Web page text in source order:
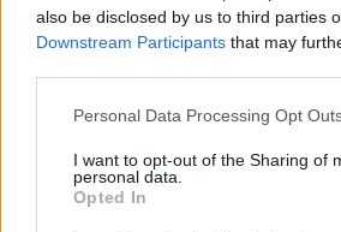
also be disclosed by us to third parties
Downstream Participants that may
Personal Data Processing Opt
I want to opt-out of the Sharing of
personal data.
Opted In
Šiandien grįždamas su
pasivaikščiojimo matau, kaip
atvažiuoja. Nors mane
automobilį ten pat, kaip